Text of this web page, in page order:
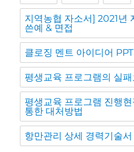
지역농협 자소서] 2021년
쓴예 & 면접
클로징 멘트 아이디어
평생교육 프로그램의 실
평생교육 프로그램 진행
통한 대처방법
항만관리 상세 경력기술서